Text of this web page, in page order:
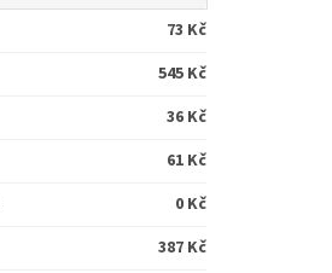
73 Kč
545 Kč
36 Kč
61 Kč
0 Kč
387 Kč